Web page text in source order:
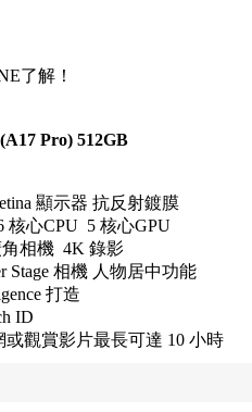
了解！
Pro) 512GB
顯示器 抗反射鍍膜
核心CPU 5 核心GPU
角相機 4K 錄影
Stage 相機 人物居中功能
打造
ID
或觀賞影片最長可達 10 小時